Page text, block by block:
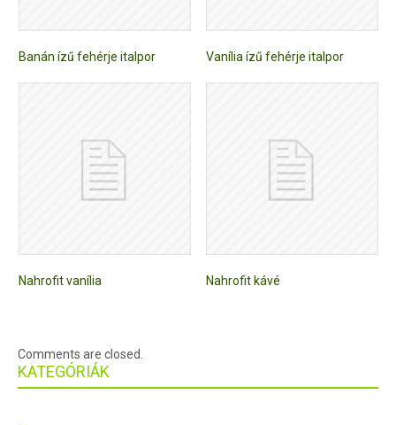
Banán ízű fehérje italpor Vanília ízű fehérje italpor
Nahrofit vanília Nahrofit kávé
Comments are closed.
KATEGÓRIÁK